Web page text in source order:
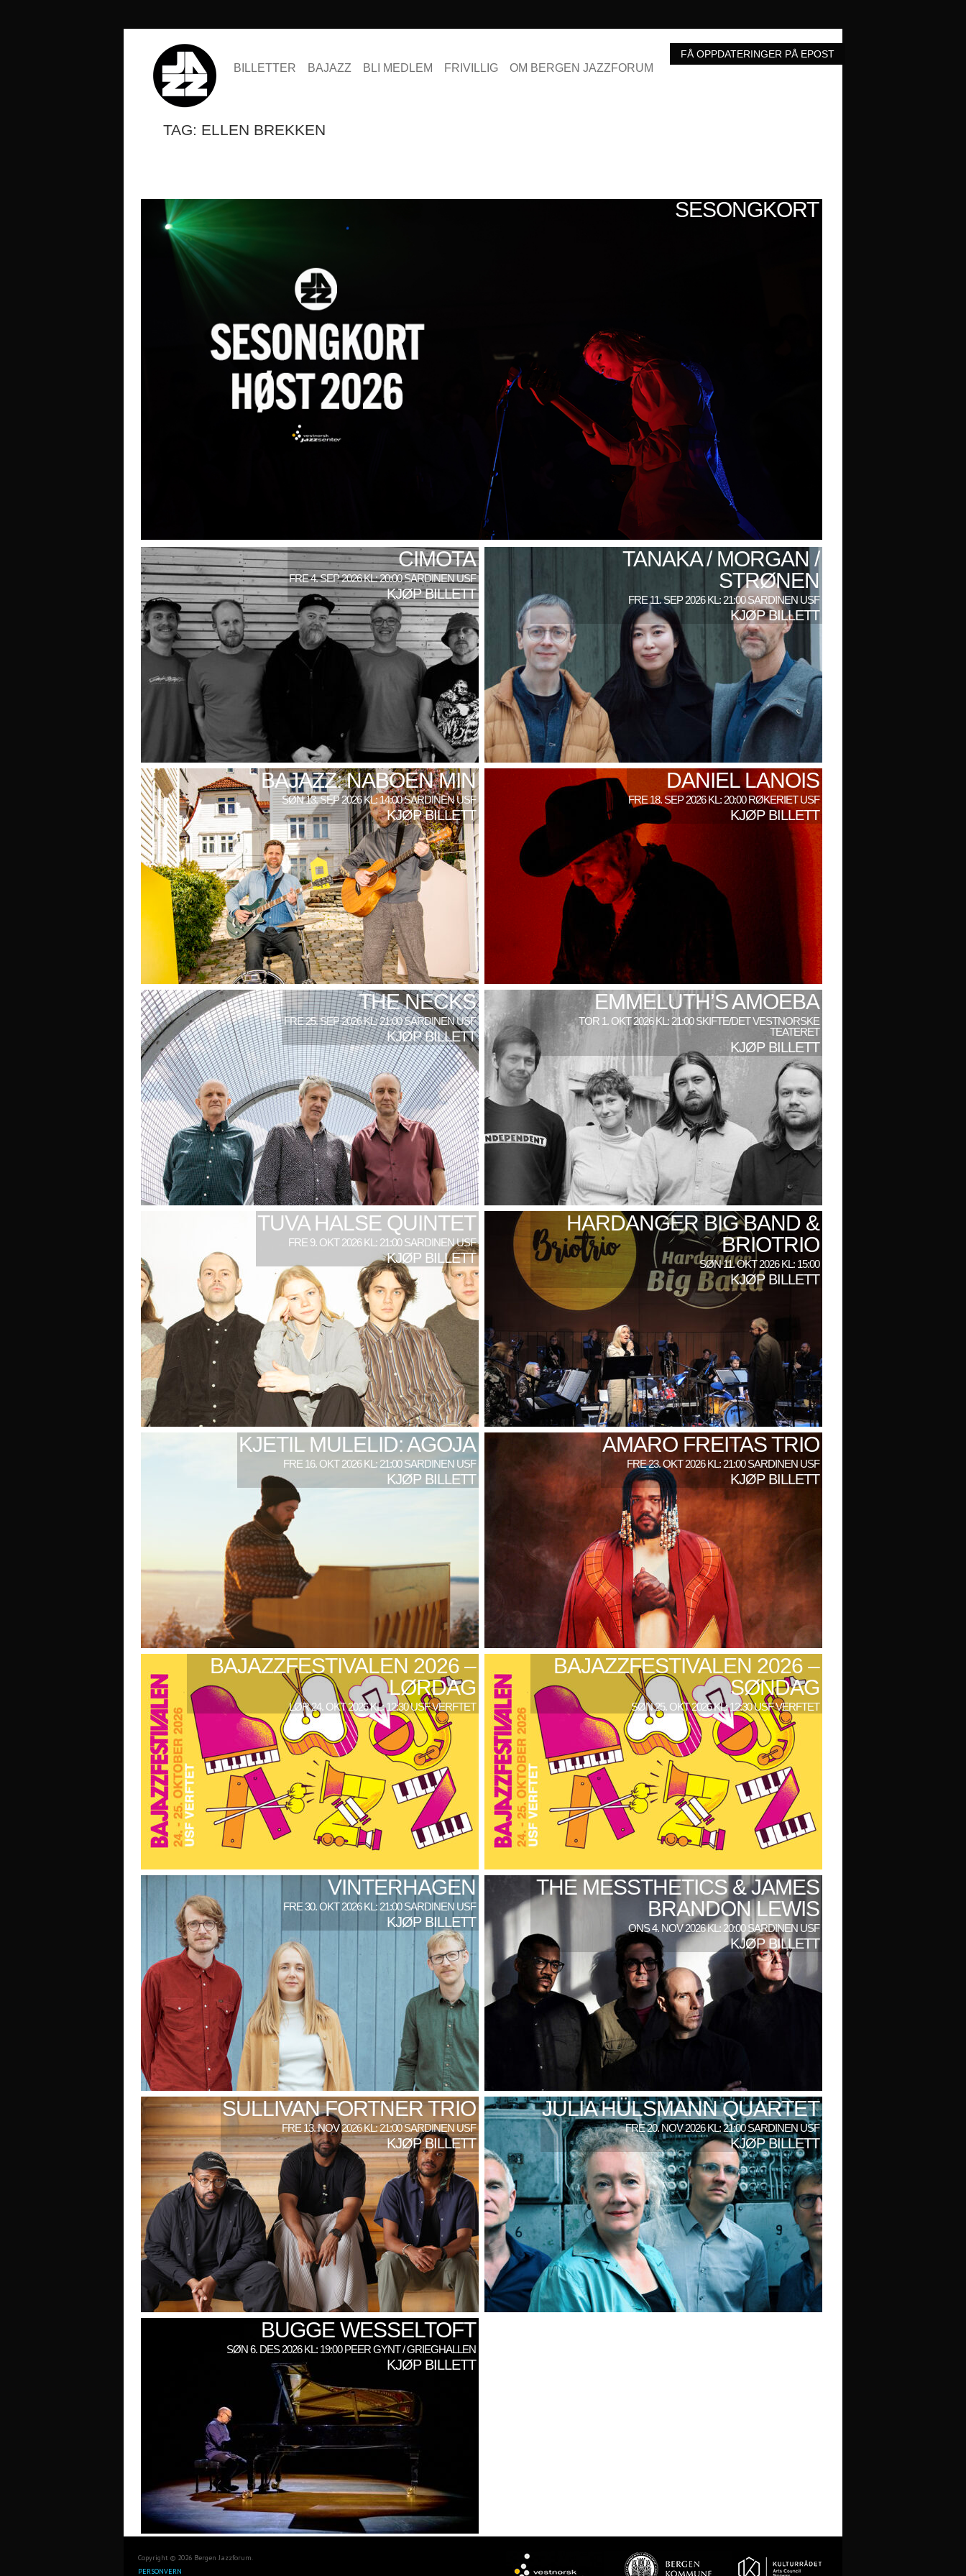
BILLETTER BAJAZZ BLI MEDLEM FRIVILLIG OM BERGEN JAZZFORUM
TAG: ELLEN BREKKEN
SESONGKORT
CIMOTA
FRE 4. SEP 2026 KL: 20:00 SARDINEN USF
KJØP BILLETT
TANAKA / MORGAN /
STRØNEN
FRE 11. SEP 2026 KL: 21:00 SARDINEN USF
KJØP BILLETT
BAJAZZ: NABOEN MIN
SØN 13. SEP 2026 KL: 14:00 SARDINEN USF
KJØP BILLETT
DANIEL LANOIS
FRE 18. SEP 2026 KL: 20:00 RØKERIET USF
KJØP BILLETT
THE NECKS
FRE 25. SEP 2026 KL: 21:00 SARDINEN USF
KJØP BILLETT
EMMELUTH’S AMOEBA
TOR 1. OKT 2026 KL: 21:00 SKIFTE/DET VESTNORSKE
TEATERET
KJØP BILLETT
TUVA HALSE QUINTET
FRE 9. OKT 2026 KL: 21:00 SARDINEN USF
KJØP BILLETT
HARDANGER BIG BAND &
BRIOTRIO
SØN 11. OKT 2026 KL: 15:00
KJØP BILLETT
KJETIL MULELID: AGOJA
FRE 16. OKT 2026 KL: 21:00 SARDINEN USF
KJØP BILLETT
AMARO FREITAS TRIO
FRE 23. OKT 2026 KL: 21:00 SARDINEN USF
KJØP BILLETT
BAJAZZFESTIVALEN 2026 –
LØRDAG
LØR 24. OKT 2026 KL: 12:30 USF VERFTET
BAJAZZFESTIVALEN 2026 –
SØNDAG
SØN 25. OKT 2026 KL: 12:30 USF VERFTET
VINTERHAGEN
FRE 30. OKT 2026 KL: 21:00 SARDINEN USF
KJØP BILLETT
THE MESSTHETICS & JAMES
BRANDON LEWIS
ONS 4. NOV 2026 KL: 20:00 SARDINEN USF
KJØP BILLETT
SULLIVAN FORTNER TRIO
FRE 13. NOV 2026 KL: 21:00 SARDINEN USF
KJØP BILLETT
JULIA HÜLSMANN QUARTET
FRE 20. NOV 2026 KL: 21:00 SARDINEN USF
KJØP BILLETT
BUGGE WESSELTOFT
SØN 6. DES 2026 KL: 19:00 PEER GYNT / GRIEGHALLEN
KJØP BILLETT
Copyright © 2026 Bergen Jazzforum.
PERSONVERN